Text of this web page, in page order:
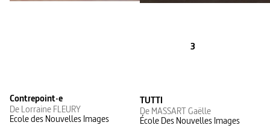
3
Contrepoint·e
De Lorraine FLEURY
Ecole des Nouvelles Images
TUTTI
De MASSART Gaëlle
École Des Nouvelles Images